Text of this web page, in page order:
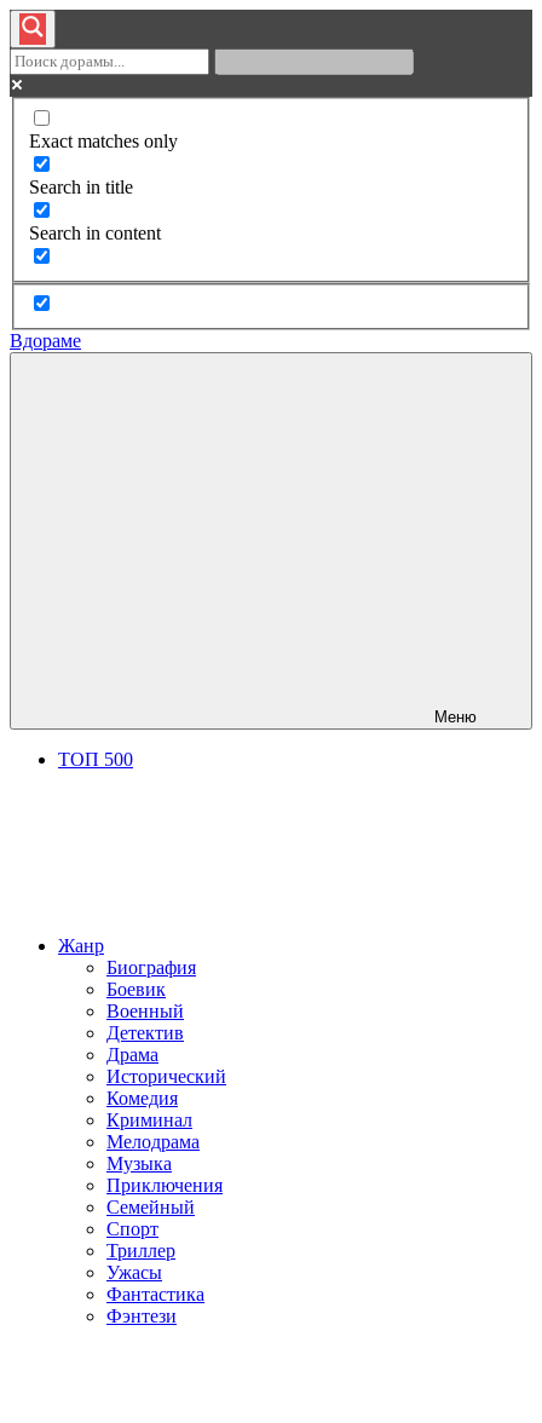
Exact matches only
Search in title
Search in content
Вдораме
Меню
ТОП 500
Жанр
Биография
Боевик
Военный
Детектив
Драма
Исторический
Комедия
Криминал
Мелодрама
Музыка
Приключения
Семейный
Спорт
Триллер
Ужасы
Фантастика
Фэнтези